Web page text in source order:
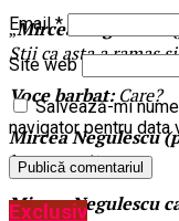
„Mircea Negulescu
Stii ca asta a ramas
Voce barbat:Care?
Mircea Negulescu
la cetateni!
Mircea Negulescu
Email*
Site web
Salvează-mi
navigator pentru data
Exclusiv